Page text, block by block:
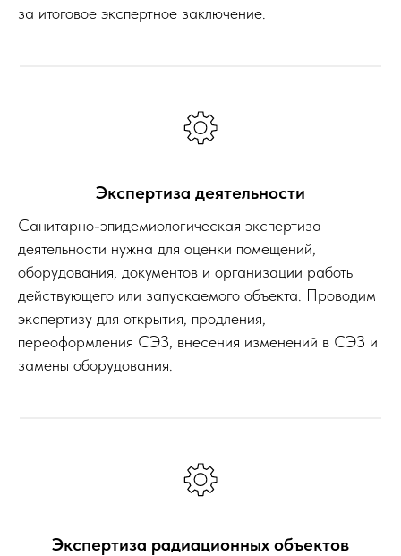
за итоговое экспертное заключение.
Экспертиза деятельности
Санитарно-эпидемиологическая экспертиза
деятельности нужна для оценки помещений,
оборудования, документов и организации работы
действующего или запускаемого объекта. Проводим
экспертизу для открытия, продления,
переоформления СЭЗ, внесения изменений в СЭЗ и
замены оборудования.
Экспертиза радиационных объектов